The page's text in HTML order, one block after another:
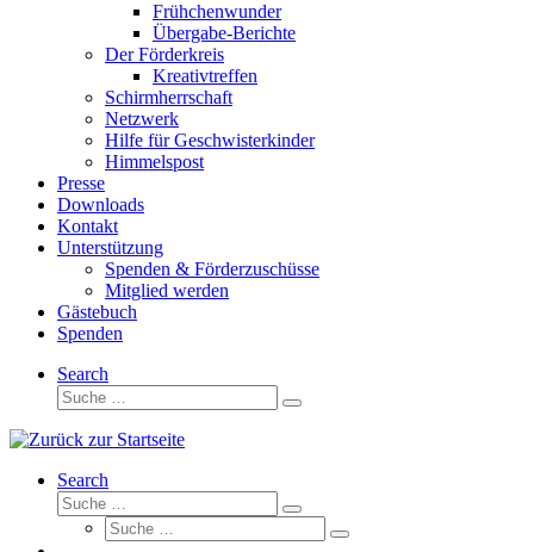
Frühchenwunder
Übergabe-Berichte
Der Förderkreis
Kreativtreffen
Schirmherrschaft
Netzwerk
Hilfe für Geschwisterkinder
Himmelspost
Presse
Downloads
Kontakt
Unterstützung
Spenden & Förderzuschüsse
Mitglied werden
Gästebuch
Spenden
Search
Suche
Suche
Search
Suche
Suche
Suche
Suche